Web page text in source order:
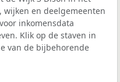
en deelgemeenten
inkomensdata
Klik op de staven in
van de bijbehorende